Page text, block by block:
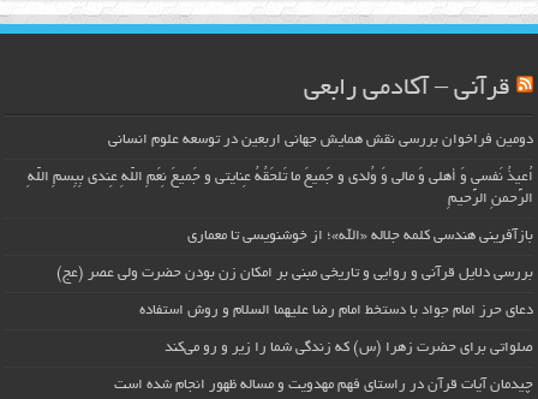
قرآنی – آکادمی رابعی
دومین فراخوان بررسی نقش همایش جهانی اربعین در توسعه علوم انسانی
اُعیذُ نَفسی وَ أهلی وَ مالی وَ وُلدی و جَمیعَ ما تَلحَقُهُ عِنایتی و جَمیعَ نِعَمِ اللّهِ عِندی بِبِسمِ اللّهِ
الرَّحمنِ الرَّحیمِ
بازآفرینی هندسی کلمه جلاله «الله»؛ از خوشنویسی تا معماری
بررسی دلایل قرآنی و روایی و تاریخی مبنی بر امکان زن بودن حضرت ولی عصر (عج)
دعای حرز امام جواد با دستخط امام رضا علیهما السلام و روش استفاده
صلواتی برای حضرت زهرا (س) که زندگی شما را زیر و رو می‌کند
چیدمان آیات قرآن در راستای فهم مهدویت و مساله ظهور انجام شده است